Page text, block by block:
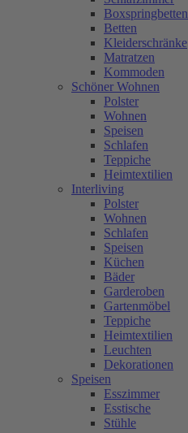
Boxspringbetten
Betten
Kleiderschränke
Matratzen
Kommoden
Schöner Wohnen
Polster
Wohnen
Speisen
Schlafen
Teppiche
Heimtextilien
Interliving
Polster
Wohnen
Schlafen
Speisen
Küchen
Bäder
Garderoben
Gartenmöbel
Teppiche
Heimtextilien
Leuchten
Dekorationen
Speisen
Esszimmer
Esstische
Stühle